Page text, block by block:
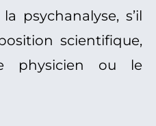
psychanalyse, s’il
scientifique,
physicien ou le